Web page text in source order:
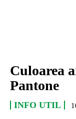
Culoarea
Pantone
INFO UTIL